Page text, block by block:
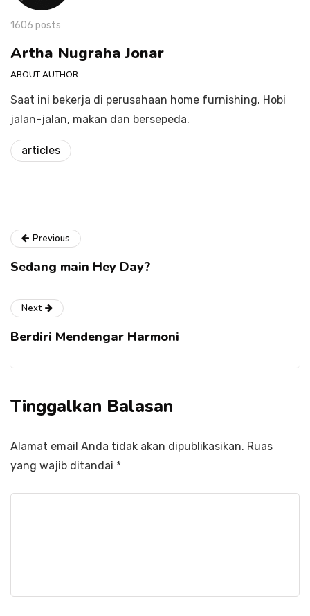
1606 posts
Artha Nugraha Jonar
ABOUT AUTHOR
Saat ini bekerja di perusahaan home furnishing. Hobi
jalan-jalan, makan dan bersepeda.
articles
Previous
Sedang main Hey Day?
Next
Berdiri Mendengar Harmoni
Tinggalkan Balasan
Alamat email Anda tidak akan dipublikasikan. Ruas
yang wajib ditandai *